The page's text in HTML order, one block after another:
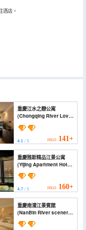
酒店。
重慶江水之戀公寓
(Chongqing River Love
4.1/ 5 HKD 141+
重慶雅斯精品江景公寓
(Yijing Apartment Hotel
Chongqing Nanbin
Road)
4.7/ 5 HKD 160+
重慶南濱江景賓館
(NanBin River scenery
apartment hotel)